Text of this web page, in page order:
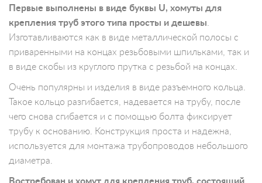
Первые выполнены в виде буквы U, хомуты для
крепления труб этого типа просты и дешевы
Изготавливаются как в виде металлической полосы с
приваренными на концах резьбовыми шпильками, так и
в виде скобы из круглого прутка с резьбой на концах.
Очень популярны и изделия в виде разъемного кольца.
Такое кольцо разгибается, надевается на трубу, после
чего снова сгибается и с помощью болта фиксирует
трубу к основанию. Конструкция проста и надежна,
используется для монтажа трубопроводов небольшого
диаметра.